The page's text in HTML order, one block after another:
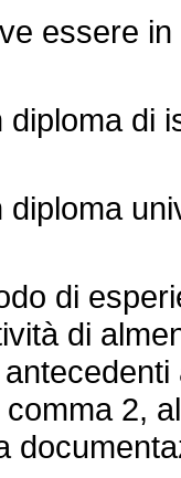
essere in
di
di
di
2,